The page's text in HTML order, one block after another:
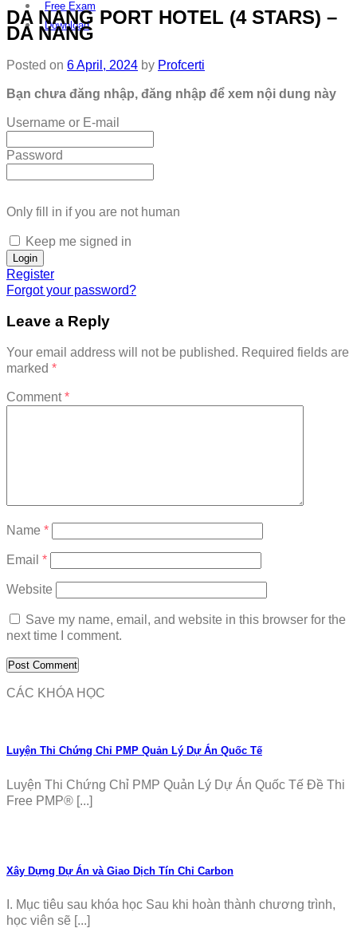
Free Exam
Download
DA NANG PORT HOTEL (4 STARS) –
DA NANG
Posted on 6 April, 2024 by Profcerti
Bạn chưa đăng nhập, đăng nhập để xem nội dung này
Username or E-mail
Password
Only fill in if you are not human
Keep me signed in
Register
Forgot your password?
Leave a Reply
Your email address will not be published. Required fields are
marked *
Comment*
Name *
Email *
Website
Save my name, email, and website in this browser for the
next time I comment.
CÁC KHÓA HỌC
Luyện Thi Chứng Chỉ PMP Quản Lý Dự Án Quốc Tế
Luyện Thi Chứng Chỉ PMP Quản Lý Dự Án Quốc Tế Đề Thi
Free PMP® [...]
Xây Dựng Dự Án và Giao Dịch Tín Chỉ Carbon
I. Mục tiêu sau khóa học Sau khi hoàn thành chương trình,
học viên sẽ [...]